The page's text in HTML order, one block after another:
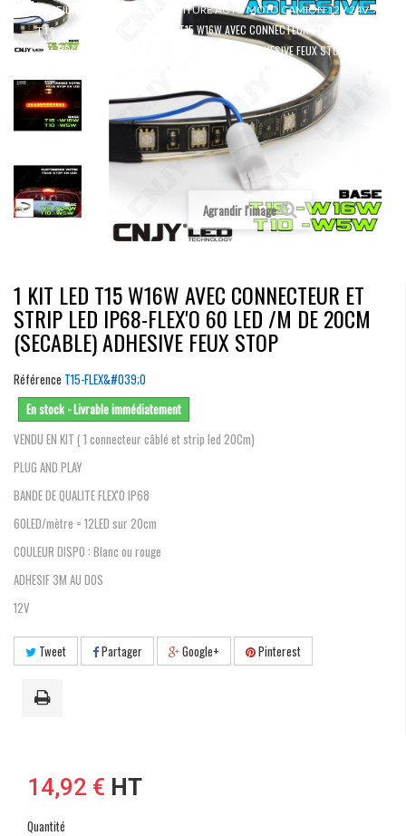
ACCUEIL
AMPOULE LED VOITURE AUTO MOTO CAMION 12V 24V
T15 - W16W - 921
1 KIT LED T15 W16W AVEC CONNECTEUR ET STRIP LED
IP68-FLEX'O 60 LED /M DE 20CM (SECABLE) ADHESIVE FEUX STOP
Agrandir l'image
1 KIT LED T15 W16W AVEC CONNECTEUR ET
STRIP LED IP68-FLEX'O 60 LED /M DE 20CM
(SECABLE) ADHESIVE FEUX STOP
Référence T15-FLEX&#039;O
En stock - Livrable immédiatement
VENDU EN KIT ( 1 connecteur câblé et strip led 20Cm)
PLUG AND PLAY
BANDE DE QUALITE FLEX'O IP68
60LED/mètre = 12LED sur 20cm
COULEUR DISPO : Blanc ou rouge
ADHESIF 3M AU DOS
12V
Tweet Partager Google+ Pinterest
14,92 € HT
Quantité